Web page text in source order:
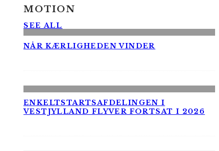
MOTION
SEE ALL
NÅR KÆRLIGHEDEN VINDER
ENKELTSTARTSAFDELINGEN I
VESTJYLLAND FLYVER FORTSAT I 2026